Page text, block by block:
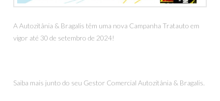
A Autozitânia & Bragalis têm uma nova Campanha Tratauto em
vigor até 30 de setembro de 2024!
Saiba mais junto do seu Gestor Comercial Autozitânia & Bragalis.